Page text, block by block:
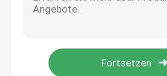
Flansch BS 4504